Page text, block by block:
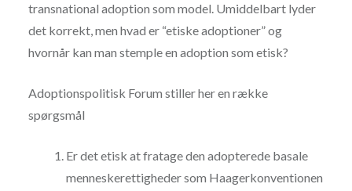
transnational adoption som model. Umiddelbart lyder
det korrekt, men hvad er “etiske adoptioner” og
hvornår kan man stemple en adoption som etisk?
Adoptionspolitisk Forum stiller her en række
spørgsmål
Er det etisk at fratage den adopterede basale
menneskerettigheder som Haagerkonventionen